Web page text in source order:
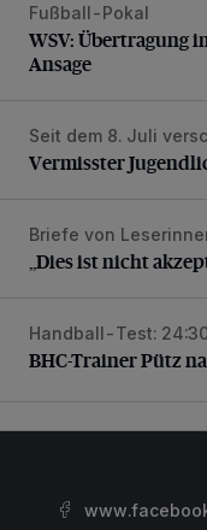
WSV: Übertragung
Fußball-Pokal
WSV: Übertragung
Ansage
Vermisster
Seit dem 8. Juli
Vermisster
„Dies ist nicht
Briefe von
„Dies ist nicht
BHC-Trainer Pütz
Handball-Test:
BHC-Trainer Pütz